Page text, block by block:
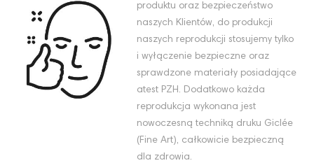
produktu oraz bezpieczeństwo
naszych Klientów, do produkcji
naszych reprodukcji stosujemy tylko
i wyłączenie bezpieczne oraz
sprawdzone materiały posiadające
atest PZH. Dodatkowo każda
reprodukcja wykonana jest
nowoczesną techniką druku Giclée
(Fine Art), całkowicie bezpieczną
dla zdrowia.